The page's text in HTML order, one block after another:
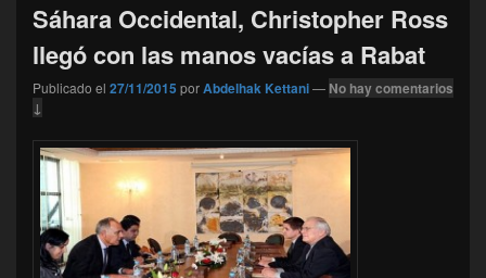
Sáhara Occidental, Christopher Ross
llegó con las manos vacías a Rabat
Publicado el 27/11/2015 porAbdelhak Kettani— No hay comentarios
↓